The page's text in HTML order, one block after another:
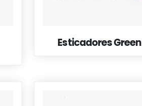
Esticadores Green